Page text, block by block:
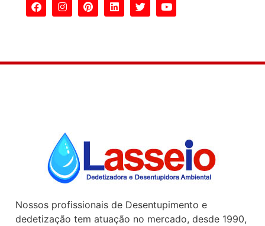
Nossos profissionais de Desentupimento e
dedetização tem atuação no mercado, desde 1990,